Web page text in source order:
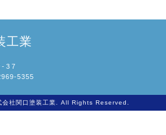
工業
37
5355
会社関口塗装工業. All Rights Reserved.